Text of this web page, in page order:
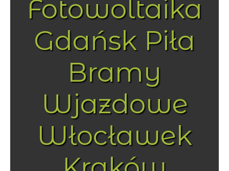
Fotowoltaika
Gdańsk Piła
Bramy
Wjazdowe
Włocławek